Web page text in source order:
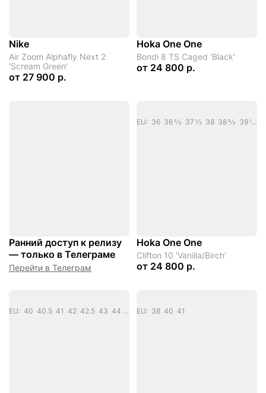
Nike
Air Zoom Alphafly Next 2
'Scream Green'
от 27 900 р.
Hoka One One
Bondi 8 TS Caged 'Black'
от 24 800 р.
Ранний доступ к релизу
— только в Телеграме
Перейти в Телеграм
EU: 36 36 2/3 37 1/3 38 38 2/3 39 1/3 40
Hoka One One
Clifton 10 'Vanilla/Birch'
от 24 800 р.
EU: 40 40.5 41 42 42.5 43 44 44.5 45 46 EU: 38 40 41